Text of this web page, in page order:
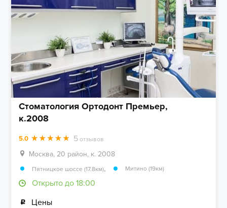
Стоматология Ортодонт Премьер,
к.2008
5.0 5 отзывов
Москва, 20 район, к. 2008
Пятницкое шоссе (17.8км), Митино (19км)
Открыто до 18:00
Цены